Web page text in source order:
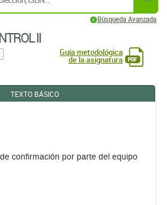
Búsqueda Avanzada
II
Guía metodológica
de la asignatura
TEXTO BÁSICO
confirmación por parte del equipo